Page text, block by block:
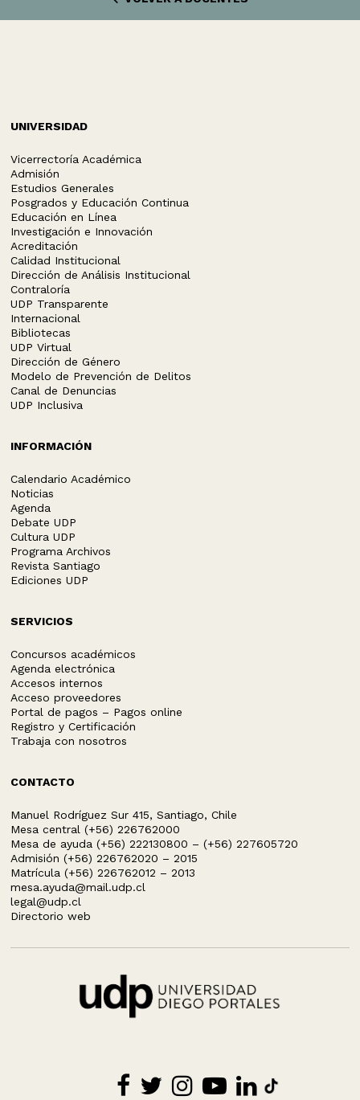
UNIVERSIDAD
Vicerrectoría Académica
Admisión
Estudios Generales
Posgrados y Educación Continua
Educación en Línea
Investigación e Innovación
Acreditación
Calidad Institucional
Dirección de Análisis Institucional
Contraloría
UDP Transparente
Internacional
Bibliotecas
UDP Virtual
Dirección de Género
Modelo de Prevención de Delitos
Canal de Denuncias
UDP Inclusiva
INFORMACIÓN
Calendario Académico
Noticias
Agenda
Debate UDP
Cultura UDP
Programa Archivos
Revista Santiago
Ediciones UDP
SERVICIOS
Concursos académicos
Agenda electrónica
Accesos internos
Acceso proveedores
Portal de pagos – Pagos online
Registro y Certificación
Trabaja con nosotros
CONTACTO
Manuel Rodríguez Sur 415, Santiago, Chile
Mesa central (+56) 226762000
Mesa de ayuda (+56) 222130800 – (+56) 227605720
Admisión (+56) 226762020 – 2015
Matrícula (+56) 226762012 – 2013
mesa.ayuda@mail.udp.cl
legal@udp.cl
Directorio web